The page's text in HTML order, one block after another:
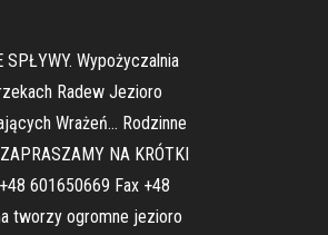
SPŁYWY. Wypożyczalnia
Radew Jezioro
Wrażeń… Rodzinne
NA KRÓTKI
601650669 Fax +48
tworzy ogromne jezioro